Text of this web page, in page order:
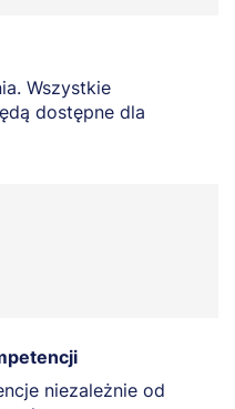
Wszystkie
dostępne dla
niezależnie od